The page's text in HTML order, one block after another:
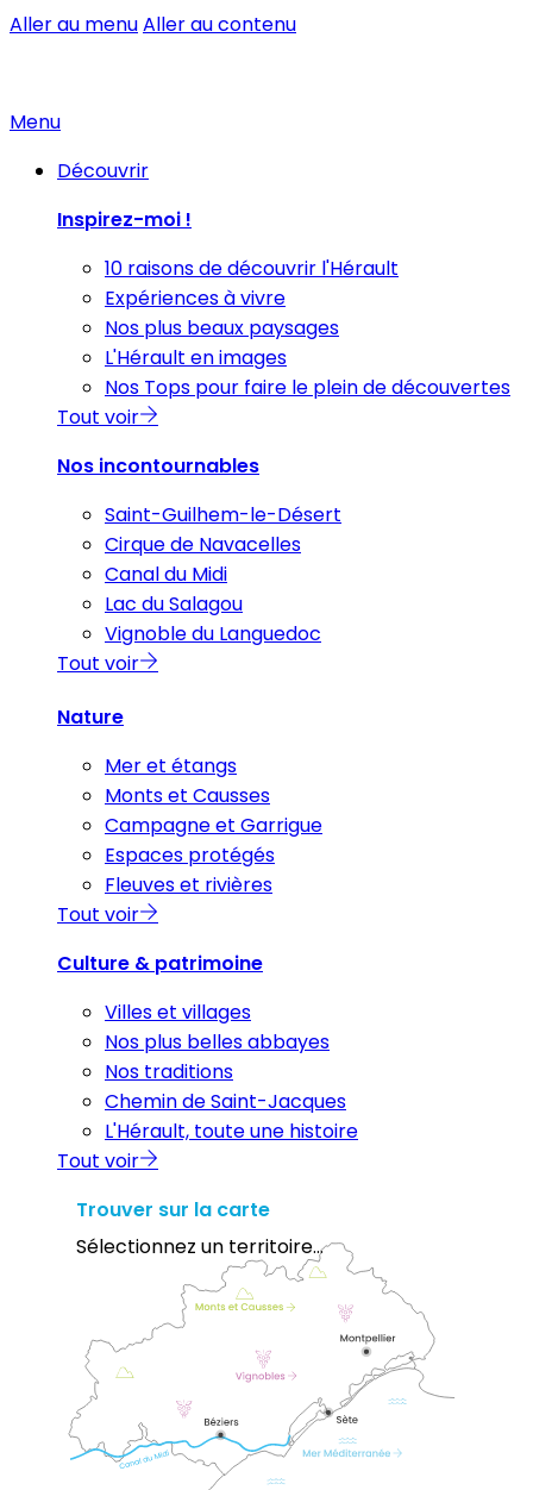
Aller au menuAller au contenu
Menu
Découvrir
Inspirez-moi !
10 raisons de découvrir l'Hérault
Expériences à vivre
Nos plus beaux paysages
L'Hérault en images
Nos Tops pour faire le plein de découvertes
Tout voir
Nos incontournables
Saint-Guilhem-le-Désert
Cirque de Navacelles
Canal du Midi
Lac du Salagou
Vignoble du Languedoc
Tout voir
Nature
Mer et étangs
Monts et Causses
Campagne et Garrigue
Espaces protégés
Fleuves et rivières
Tout voir
Culture & patrimoine
Villes et villages
Nos plus belles abbayes
Nos traditions
Chemin de Saint-Jacques
L'Hérault, toute une histoire
Tout voir
Trouver sur la carte
Sélectionnez un territoire...